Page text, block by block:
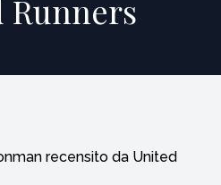
Runners